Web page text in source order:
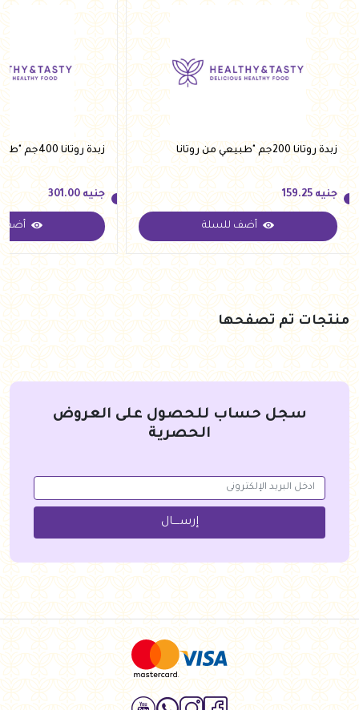
زبدة روتانا 200جم "طبيعي من روتانا
جنيه
جنيه 159.25
أضف للسلة
زبدة روتانا 400جم "طبيعي من روتانا
جنيه
جنيه 301.00
أضف
منتجات تم تصفحها
سجل حساب للحصول على العروض
الحصرية
إرســــال